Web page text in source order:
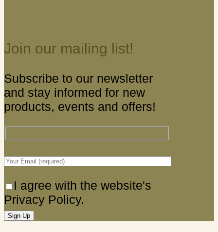
Join our mailing list!
Subscribe to our newsletter
and stay informed for new
products, events and offers!
I agree with the website's
Privacy Policy.